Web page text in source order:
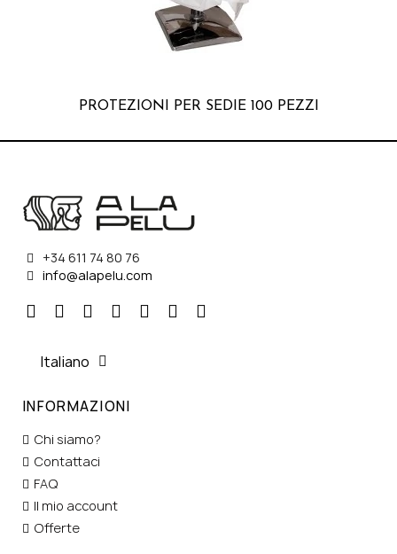
PROTEZIONI PER SEDIE 100 PEZZI
+34 611 74 80 76
info@alapelu.com
Italiano
INFORMAZIONI
Chi siamo?
Contattaci
FAQ
Il mio account
Offerte